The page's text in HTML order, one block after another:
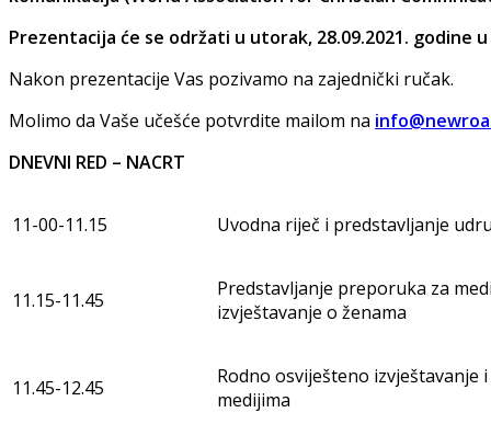
Prezentacija će se održati u utorak, 28.09.2021. godine
Nakon prezentacije Vas pozivamo na zajednički ručak.
Molimo da Vaše učešće potvrdite mailom na
DNEVNI RED – NACRT
11-00-11.15 Uvodna riječ i predstavljanje
11.15-11.45
Predstavljanje preporuka za
izvještavanje o ženama
11.45-12.45
Rodno osviješteno izvještavanje
medijima